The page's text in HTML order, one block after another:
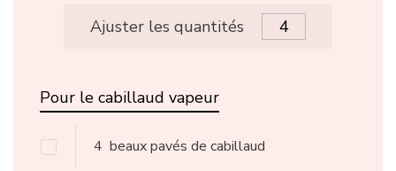
Ajuster les quantités
Pour le cabillaud vapeur
4 beaux pavés de cabillaud